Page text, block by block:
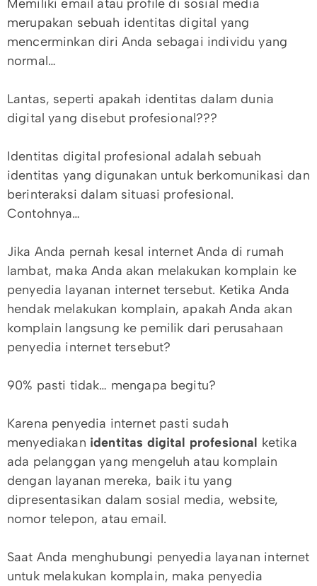
Memiliki email atau profile di sosial media
merupakan sebuah identitas digital yang
mencerminkan diri Anda sebagai individu yang
normal…
Lantas, seperti apakah identitas dalam dunia
digital yang disebut profesional???
Identitas digital profesional adalah sebuah
identitas yang digunakan untuk berkomunikasi dan
berinteraksi dalam situasi profesional.
Contohnya…
Jika Anda pernah kesal internet Anda di rumah
lambat, maka Anda akan melakukan komplain ke
penyedia layanan internet tersebut. Ketika Anda
hendak melakukan komplain, apakah Anda akan
komplain langsung ke pemilik dari perusahaan
penyedia internet tersebut?
90% pasti tidak… mengapa begitu?
Karena penyedia internet pasti sudah
menyediakan identitas digital profesional ketika
ada pelanggan yang mengeluh atau komplain
dengan layanan mereka, baik itu yang
dipresentasikan dalam sosial media, website,
nomor telepon, atau email.
Saat Anda menghubungi penyedia layanan internet
untuk melakukan komplain, maka penyedia